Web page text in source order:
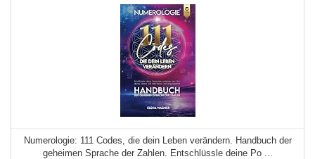
Numerologie: 111 Codes, die dein Leben verändern. Handbuch der
geheimen Sprache der Zahlen. Entschlüssle deine Po ...